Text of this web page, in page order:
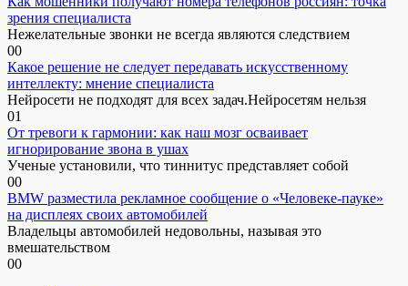
зрения специалиста
Нежелательные звонки не всегда являются следствием
00
Какое решение не следует передавать искусственному
интеллекту: мнение специалиста
Нейросети не подходят для всех задач.Нейросетям нельзя
01
От тревоги к гармонии: как наш мозг осваивает
игнорирование звона в ушах
Ученые установили, что тиннитус представляет собой
00
BMW разместила рекламное сообщение о «Человеке-пауке»
на дисплеях своих автомобилей
Владельцы автомобилей недовольны, называя это
вмешательством
00